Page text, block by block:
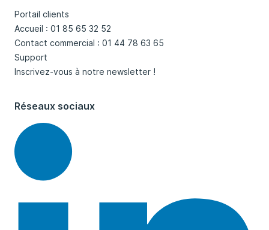
Portail clients
Accueil : 01 85 65 32 52
Contact commercial : 01 44 78 63 65
Support
Inscrivez-vous à notre newsletter !
Réseaux sociaux